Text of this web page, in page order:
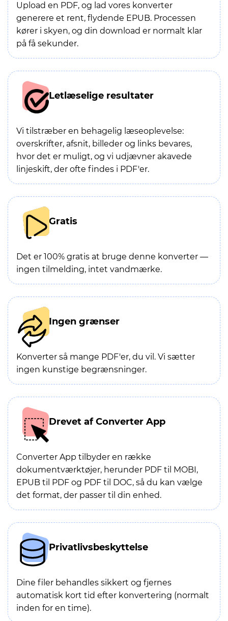
Upload en PDF, og lad vores konverter
generere et rent, flydende EPUB. Processen
kører i skyen, og din download er normalt klar
på få sekunder.
Letlæselige resultater
Vi tilstræber en behagelig læseoplevelse:
overskrifter, afsnit, billeder og links bevares,
hvor det er muligt, og vi udjævner akavede
linjeskift, der ofte findes i PDF'er.
Gratis
Det er 100% gratis at bruge denne konverter —
ingen tilmelding, intet vandmærke.
Ingen grænser
Konverter så mange PDF'er, du vil. Vi sætter
ingen kunstige begrænsninger.
Drevet af Converter App
Converter App tilbyder en række
dokumentværktøjer, herunder PDF til MOBI,
EPUB til PDF og PDF til DOC, så du kan vælge
det format, der passer til din enhed.
Privatlivsbeskyttelse
Dine filer behandles sikkert og fjernes
automatisk kort tid efter konvertering (normalt
inden for en time).